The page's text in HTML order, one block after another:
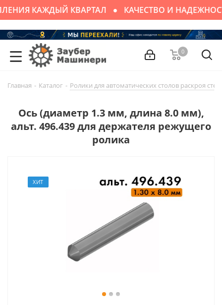
КАЖДЫЙ КВАРТАЛ КАЧЕСТВО И
0
Главная - Каталог - Ролики для автоматических столов раскроя
Ось (диаметр 1.3 мм, длина 8.0 мм),
альт. 496.439 для держателя режущего
ролика
ХИТ